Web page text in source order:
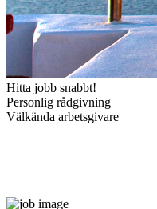
Hitta jobb snabbt!
Personlig rådgivning
Välkända arbetsgivare